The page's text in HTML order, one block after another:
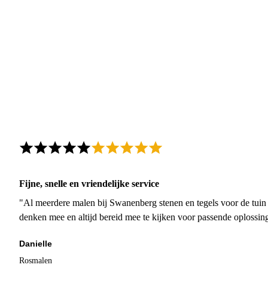
Fijne, snelle en vriendelijke service
"Al meerdere malen bij Swanenberg stenen en tegels voor de
denken mee en altijd bereid mee te kijken voor passende
Danielle
Rosmalen